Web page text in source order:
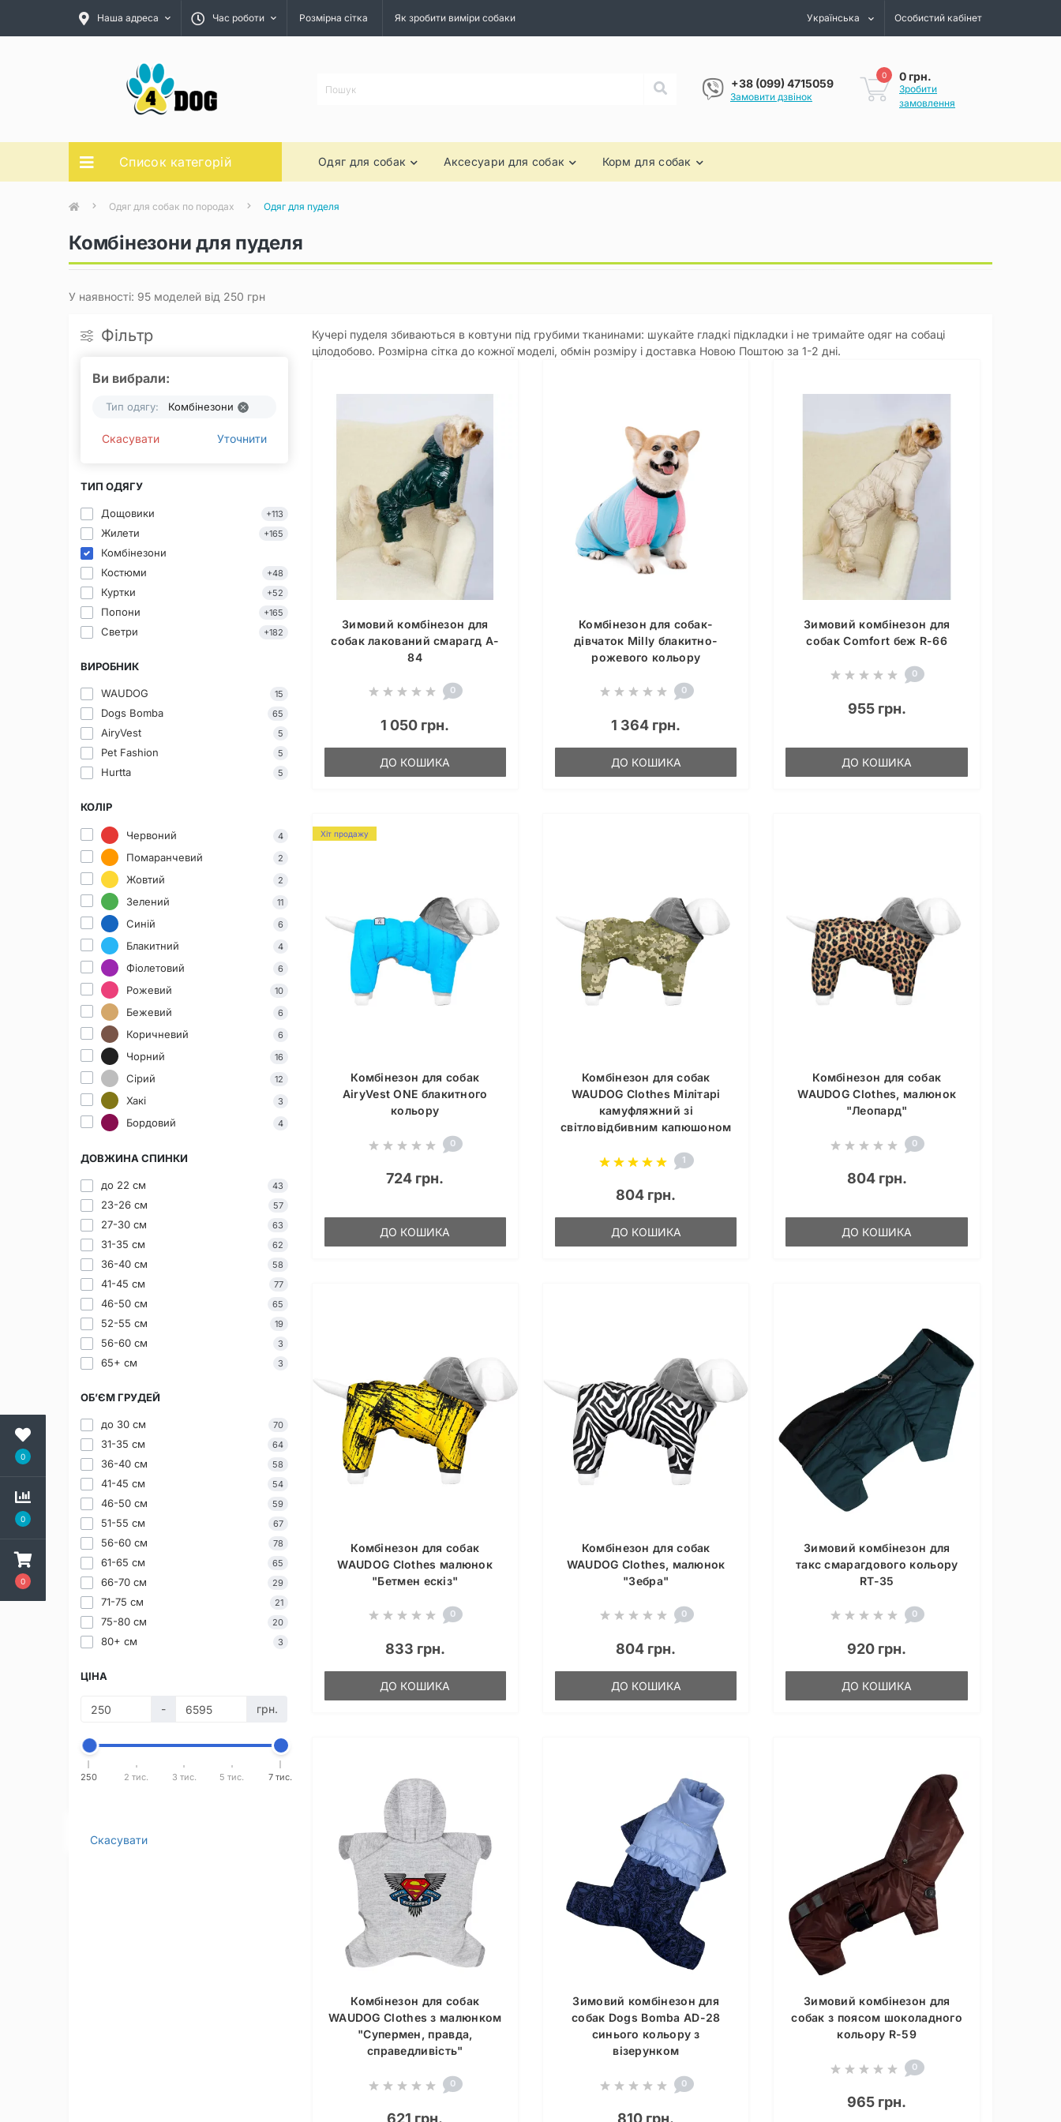
0
0
0
Наша адреса Час роботи Розмірна сітка Як зробити виміри собаки Українська Особистий кабінет
+38 (099) 4715059
Замовити дзвінок
0 0 грн.
Зробити
замовлення
Список категорій Одяг для собак Аксесуари для собак Корм для собак
Одяг для собак по породах Одяг для пуделя
Комбінезони для пуделя
У наявності: 95 моделей від 250 грн
Фільтр
Ви вибрали:
Тип одягу: Комбінезони
Скасувати Уточнити
ТИП ОДЯГУ
Дощовики +113
Жилети +165
Комбінезони
Костюми
+48
Куртки +52
Попони +165
Светри +182
ВИРОБНИК
WAUDOG 15
Dogs Bomba 65
AiryVest 5
Pet Fashion 5
Hurtta 5
КОЛІР
Червоний 4
Помаранчевий 2
Жовтий 2
Зелений 11
Синій 6
Блакитний 4
Фіолетовий 6
Рожевий 10
Бежевий 6
Коричневий 6
Чорний 16
Сірий 12
Хакі 3
Бордовий 4
ДОВЖИНА СПИНКИ
до 22 см 43
23-26 см 57
27-30 см 63
31-35 см 62
36-40 см 58
41-45 см 77
46-50 см 65
52-55 см 19
56-60 см 3
65+ см 3
ОБ’ЄМ ГРУДЕЙ
до 30 см 70
31-35 см 64
36-40 см 58
41-45 см 54
46-50 см 59
51-55 см 67
56-60 см 78
61-65 см 65
66-70 см 29
71-75 см 21
75-80 см 20
80+ см 3
ЦІНА
- грн.
250 2 тис. 3 тис. 5 тис. 7 тис.
Скасувати
Кучері пуделя збиваються в ковтуни під грубими тканинами: шукайте гладкі підкладки і не тримайте одяг на собаці
цілодобово. Розмірна сітка до кожної моделі, обмін розміру і доставка Новою Поштою за 1-2 дні.
Зимовий комбінезон для
собак лакований смарагд A-
84
0
1 050 грн.
ДО КОШИКА
Комбінезон для собак-
дівчаток Milly блакитно-
рожевого кольору
0
1 364 грн.
ДО КОШИКА
Зимовий комбінезон для
собак Comfort беж R-66
0
955 грн.
ДО КОШИКА
Хіт продажу
Комбінезон для собак
AiryVest ONE блакитного
кольору
0
724 грн.
ДО КОШИКА
Комбінезон для собак
WAUDOG Clothes Мілітарі
камуфляжний зі
світловідбивним капюшоном
1
804 грн.
ДО КОШИКА
Комбінезон для собак
WAUDOG Clothes, малюнок
"Леопард"
0
804 грн.
ДО КОШИКА
Комбінезон для собак
WAUDOG Clothes малюнок
"Бетмен ескіз"
0
833 грн.
ДО КОШИКА
Комбінезон для собак
WAUDOG Clothes, малюнок
"Зебра"
0
804 грн.
ДО КОШИКА
Зимовий комбінезон для
такс смарагдового кольору
RT-35
0
920 грн.
ДО КОШИКА
Комбінезон для собак
WAUDOG Clothes з малюнком
"Супермен, правда,
справедливість"
0
Зимовий комбінезон для
собак Dogs Bomba AD-28
синього кольору з
візерунком
0
Зимовий комбінезон для
собак з поясом шоколадного
кольору R-59
0
965 грн.